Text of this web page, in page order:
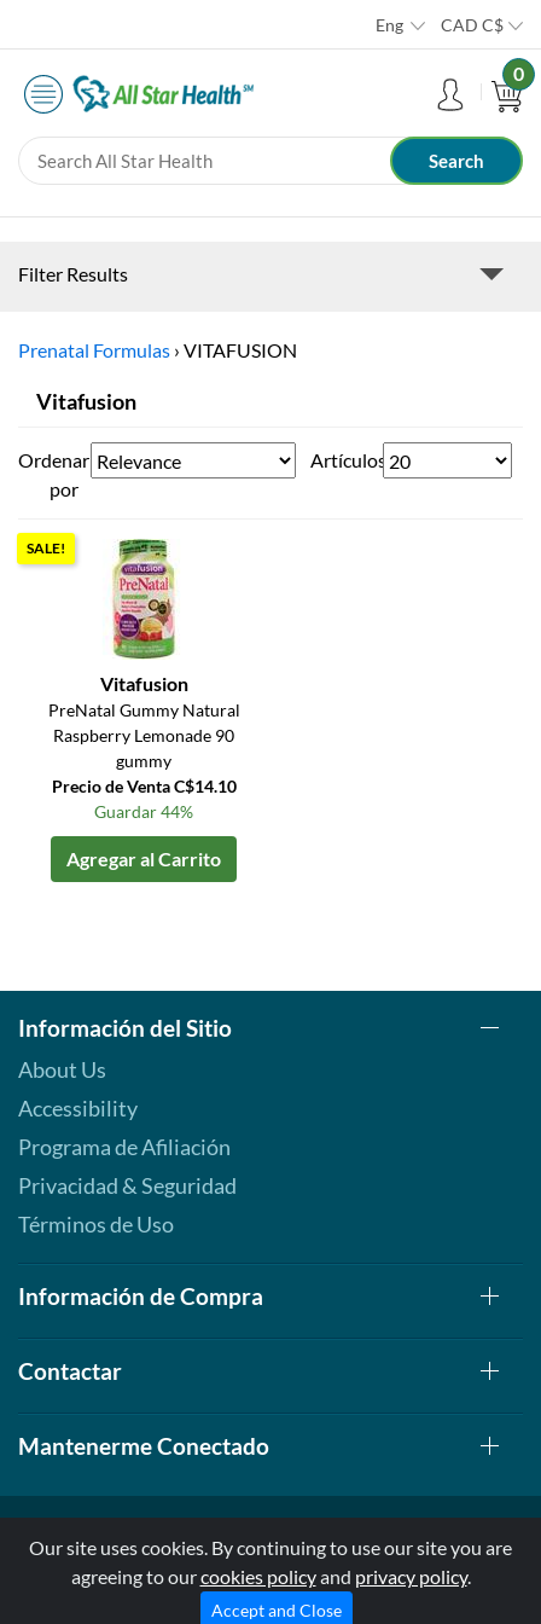
Eng CAD C$
0
Filter Results
Prenatal Formulas › VITAFUSION
Vitafusion
Ordenar
por
Artículos
SALE!
Vitafusion
PreNatal Gummy Natural
Raspberry Lemonade 90
gummy
Precio de Venta C$14.10
Guardar 44%
Agregar al Carrito
Información del Sitio
About Us
Accessibility
Programa de Afiliación
Privacidad & Seguridad
Términos de Uso
Información de Compra
Contactar
Mantenerme Conectado
© 1999-2026, AllStarHealth.com | All Rights Reserved
* Estas declaraciones no han sido evaluadas por la FDA
Our site uses cookies. By continuing to use our site you are
agreeing to ourcookies policyand privacy policy.
Accept and Close